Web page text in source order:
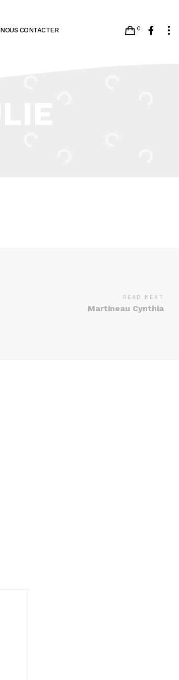
0
NOUS CONTACTER
READ NEXT
Martineau Cynthia